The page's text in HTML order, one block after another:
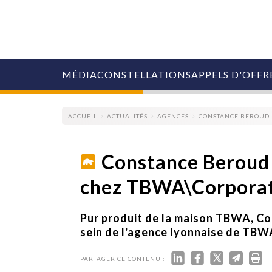
MÉDIA
COLLECTIVITÉS
AGENCES
RETAIL
MÉDIAS
ÉVÉNEMENTIELS
CONSTELLATIONSAPPELS
ACCUEIL ACTUALITÉS AGENCES CONSTANCE
Constance
chez
Pur produit de la maison TBWA,
sein de l'agence lyonnaise de
PARTAGER CE CONTENU :